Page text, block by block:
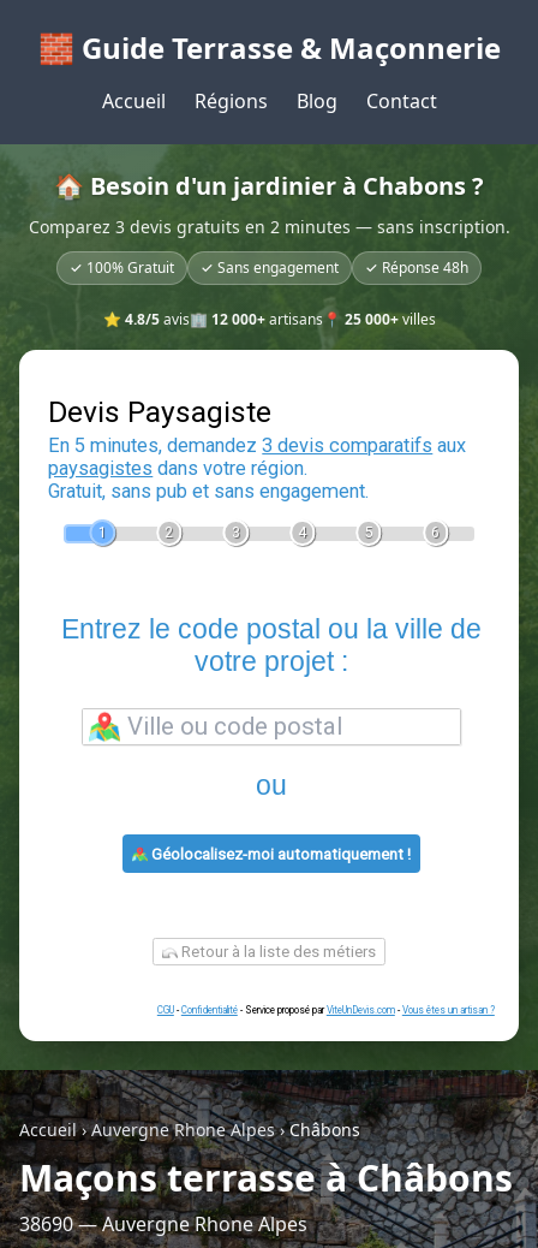
🧱 Guide Terrasse & Maçonnerie
Accueil Régions Blog Contact
🏠 Besoin d'un jardinier à Chabons ?
Comparez 3 devis gratuits en 2 minutes — sans inscription.
✓ 100% Gratuit ✓ Sans engagement ✓ Réponse 48h
⭐ 4.8/5avis🏢 12 000+artisans📍 25 000+villes
Devis Paysagiste
En 5 minutes, demandez3 devis comparatifs
votre projet :
ou
Géolocalisez-moi automatiquement !
Retour à la liste des métiers
CGU -Confidentialité- Service proposé parViteUnDevis.com-Vous
Accueil›Auvergne Rhone Alpes›Châbons
Maçons terrasse à Châbons
38690 — Auvergne Rhone Alpes